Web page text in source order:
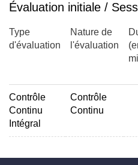
Évaluation initiale /
Type
d'évaluation
Nature de
l'évaluation
Contrôle
Continu
Intégral
Contrôle
Continu